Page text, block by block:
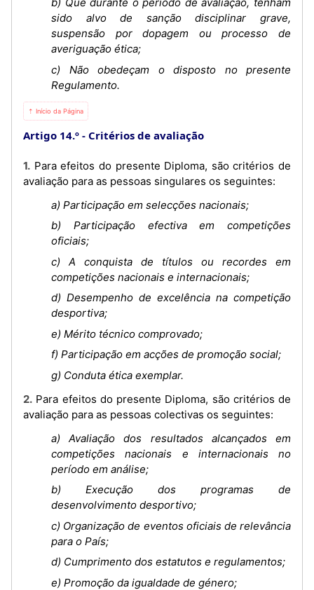
sido alvo de sanção disciplinar grave,
suspensão por dopagem ou processo de
averiguação ética;
c) Não obedeçam o disposto no presente
Regulamento.
⇡ Início da Página
Artigo 14.º Critérios de avaliação
1. Para efeitos do presente Diploma, são critérios de
avaliação para as pessoas singulares os seguintes:
a) Participação em selecções nacionais;
b) Participação efectiva em competições
oficiais;
c) A conquista de títulos ou recordes em
competições nacionais e internacionais;
d) Desempenho de excelência na competição
desportiva;
e) Mérito técnico comprovado;
f) Participação em acções de promoção social;
g) Conduta ética exemplar.
2. Para efeitos do presente Diploma, são critérios de
avaliação para as pessoas colectivas os seguintes:
a) Avaliação dos resultados alcançados em
competições nacionais e internacionais no
período em análise;
b) Execução dos programas de
desenvolvimento desportivo;
c) Organização de eventos oficiais de relevância
para o País;
d) Cumprimento dos estatutos e regulamentos;
e) Promoção da igualdade de género;